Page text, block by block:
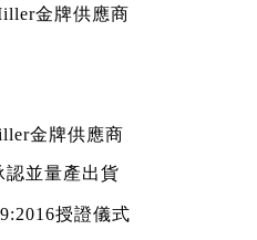
金牌供應商
金牌供應商
認並量產出貨
授證儀式